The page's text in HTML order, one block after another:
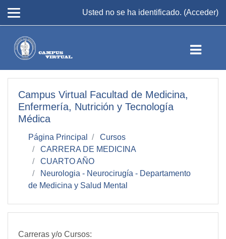
Usted no se ha identificado. (Acceder)
Campus Virtual Facultad de Medicina,
Enfermería, Nutrición y Tecnología
Médica
Página Principal
Cursos
CARRERA DE MEDICINA
CUARTO AÑO
Neurologia - Neurocirugía - Departamento
de Medicina y Salud Mental
Carreras y/o Cursos: